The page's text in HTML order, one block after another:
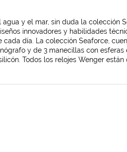
y el mar, sin duda la colección
innovadores y habilidades
día. La colección Seaforce,
y de 3 manecillas con esferas
Todos los relojes Wenger están